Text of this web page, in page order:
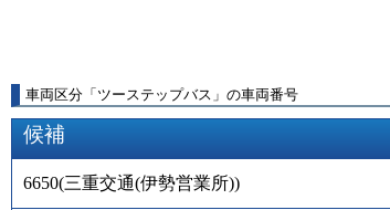
車両区分 「 ツーステップバス 」 の車両番号
候補
6650(三重交通(伊勢営業所))